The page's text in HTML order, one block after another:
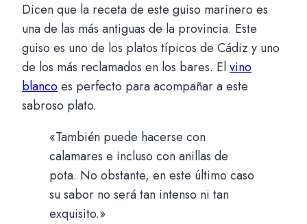
Dicen que la receta de este guiso marinero es
una de las más antiguas de la provincia. Este
guiso es uno de los platos típicos de Cádiz y uno
de los más reclamados en los bares. Elvino
blancoes perfecto para acompañar a este
sabroso plato.
«También puede hacerse con
calamares e incluso con anillas de
pota. No obstante, en este último caso
su sabor no será tan intenso ni tan
exquisito.»